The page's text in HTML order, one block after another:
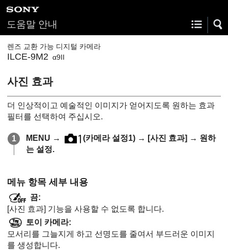
도움말 안내
렌즈 교환 가능 디지털 카메라
ILCE-9M2 α9II
사진 효과
더 인상적이고 예술적인 이미지가 얻어지도록 원하는 효과
필터를 선택하여 주십시오.
MENU → (카메라 설정1) → [사진 효과] → 원하
는 설정.
메뉴 항목 세부 내용
끔:
[사진 효과] 기능을 사용할 수 없도록 합니다.
토이 카메라:
모서리를 그늘지게 하고 선명도를 줄여서 부드러운 이미지
를 생성합니다.